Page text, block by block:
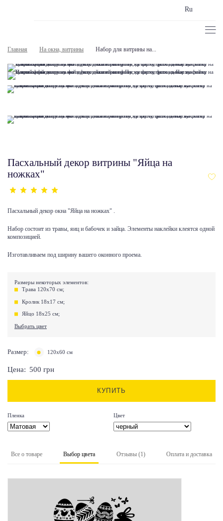
Ru
Главная На окна, витрины Набор для витрины на...
Пасхальный декор витрины "Яйца на
ножках"
Пасхальный декор окна "Яйца на ножках" .
Набор состоит из травы, яиц и бабочек и зайца. Элементы наклейки клеятся одной
композицией.
Изготавливаем под ширину вашего оконного проема.
Размеры некоторых элементов:
Трава 120х70 см;
Кролик 18х17 см;
Яйцо 18х25 см;
Выбрать цвет
Размер: 120х60 см
Цена: 500 грн
КУПИТЬ
Пленка Цвет
Все о товаре Выбор цвета Отзывы (1) Оплата и доставка